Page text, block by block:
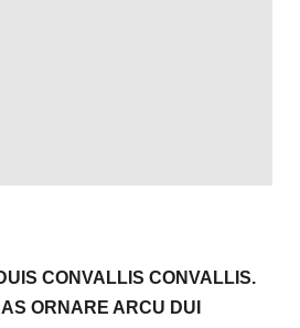
CONVALLIS CONVALLIS.
ORNARE ARCU DUI